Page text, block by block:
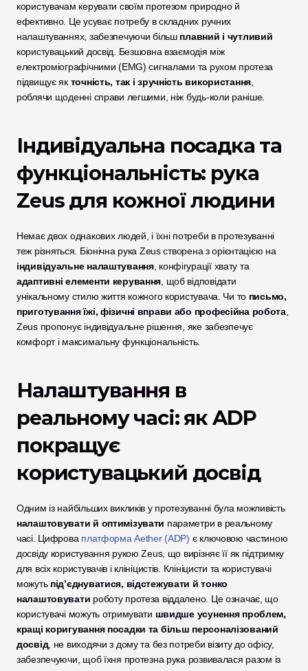
користувачам керувати своїм протезом природно й
ефективно. Це усуває потребу в складних ручних
налаштуваннях, забезпечуючи більш плавний і чутливий
користувацький досвід. Безшовна взаємодія між
електроміографічними (EMG) сигналами та рухом протеза
підвищує як точність, так і зручність використання
роблячи щоденні справи легшими, ніж будь-коли раніше.
Індивідуальна посадка та
функціональність: рука
Zeus для кожної людини
Немає двох однакових людей, і їхні потреби в протезуванні
індивідуальне налаштування
адаптивні елементи керування , щоб відповідати
унікальному стилю життя кожного користувача. Чи то письмо,
приготування їжі, фізичні вправи або професійна робота,
Zeus пропонує індивідуальне рішення, яке забезпечує
комфорт і максимальну функціональність.
Налаштування в
реальному часі: як ADP
покращує
користувацький досвід
Одним із найбільших викликів у протезуванні була можливість
налаштовувати й оптимізувати параметри в реальному
часі. Цифрова платформа Aether (ADP) є ключовою частиною
досвіду користування рукою Zeus, що вирізняє її як підтримку
для всіх користувачів і клініцистів. Клініцисти та користувачі
можуть під’єднуватися, відстежувати й тонко
налаштовувати роботу протеза віддалено. Це означає, що
користувачі можуть отримувати швидше усунення проблем,
кращі коригування посадки та більш персоналізований
досвід, не виходячи з дому та без потреби візиту до офісу,
забезпечуючи, щоб їхня протезна рука розвивалася разом із